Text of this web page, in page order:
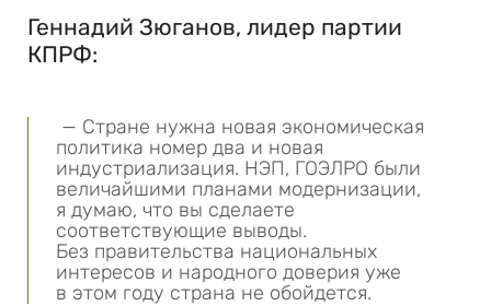
Геннадий Зюганов, лидер партии
КПРФ:
— Стране нужна новая экономическая
политика номер два и новая
индустриализация. НЭП, ГОЭЛРО были
величайшими планами модернизации,
я думаю, что вы сделаете
соответствующие выводы.
Без правительства национальных
интересов и народного доверия уже
в этом году страна не обойдется.